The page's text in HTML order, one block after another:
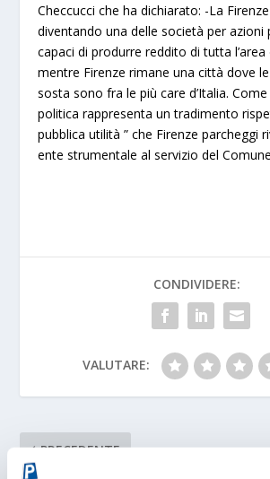
Checcucci che ha dichiarato: -La
diventando una delle società per azioni
capaci di produrre reddito di tutta
mentre Firenze rimane una città dove
sosta sono fra le più care d’Italia.
politica rappresenta un tradimento
pubblica utilità ” che Firenze parcheggi
ente strumentale al servizio del
CONDIVIDERE:
VALUTARE:
PRECEDENTE